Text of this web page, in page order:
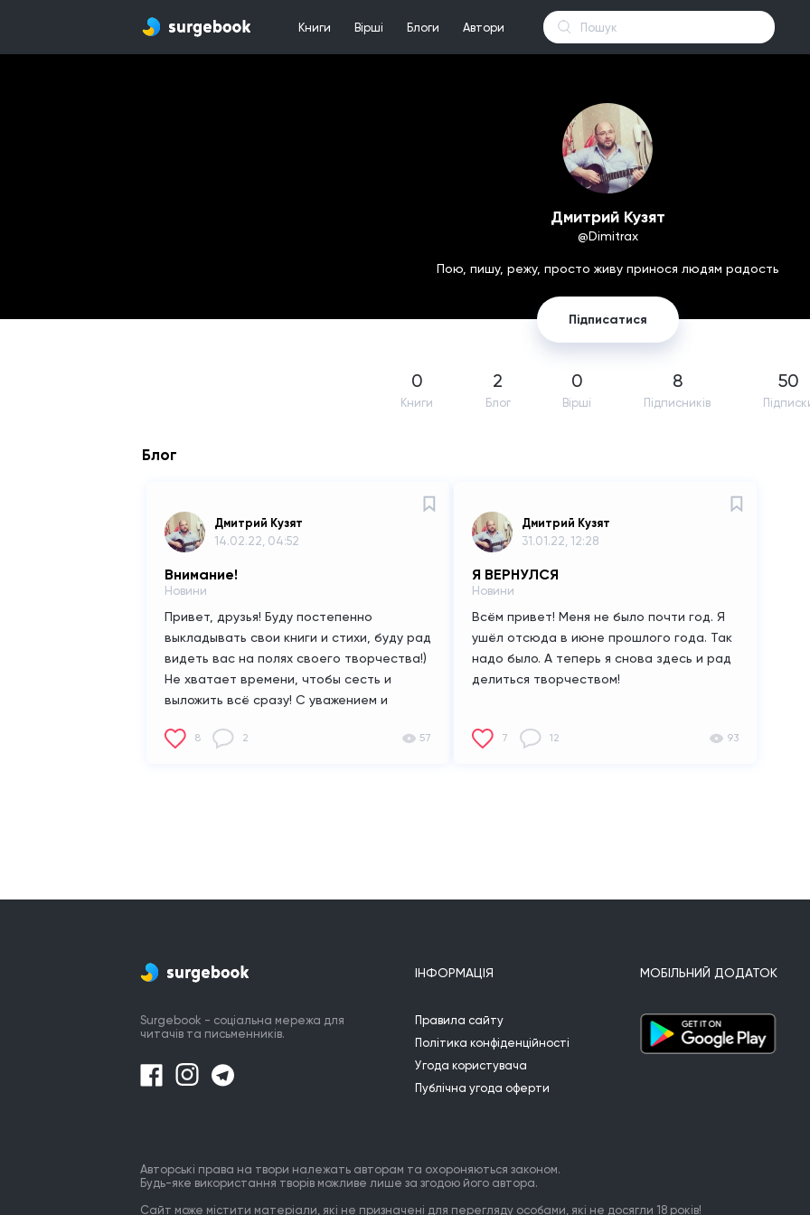
Книги Вірші Блоги Автори
Дмитрий Кузят
@Dimitrax
Пою, пишу, режу, просто живу принося людям радость
Підписатися
0
Книги
2
Блог
0
Вірші
8
Підпиcників
50
Блог
Дмитрий Кузят
14.02.22, 04:52
Внимание!
Новини
Привет, друзья! Буду постепенно
выкладывать свои книги и стихи, буду рад
видеть вас на полях своего творчества!)
Не хватает времени, чтобы сесть и
выложить всё сразу! С уважением и
8 2 57
Дмитрий Кузят
31.01.22, 12:28
Я ВЕРНУЛСЯ
Новини
Всём привет! Меня не было почти год. Я
ушёл отсюда в июне прошлого года. Так
надо было. А теперь я снова здесь и рад
делиться творчеством!
7 12 93
Surgebook - соціальна мережа для
читачів та письменників.
ІНФОРМАЦІЯ
Правила сайту
Політика конфіденційності
Угода користувача
Публічна угода оферти
МОБІЛЬНИЙ ДОДАТОК
Авторські права на твори належать авторам та охороняються законом.
Будь-яке використання творів можливе лише за згодою його автора.
Сайт може містити матеріали, які не призначені для перегляду особами, які не досягли 18 років!